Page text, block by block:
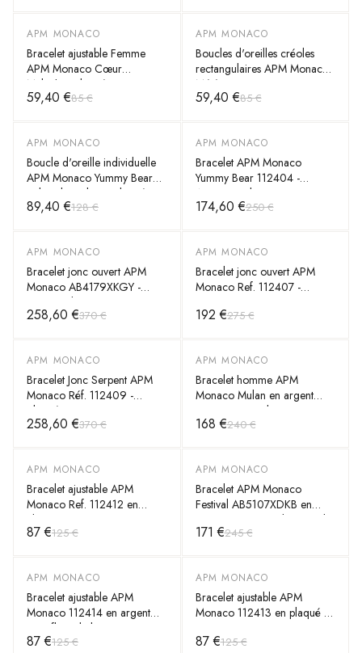
-30%
APM MONACO
Bracelet ajustable Femme
APM Monaco Cœur
Malachite plaqué or jaune -
Réf. YB4934XMAL
59,40 €85 €
-30%
APM MONACO
Boucles d'oreilles créoles
rectangulaires APM Monaco
Météorites en argent 925,
zirconium blanc - Réf.
59,40 €85 €
-30%
APM MONACO
Boucle d'oreille individuelle
APM Monaco Yummy Bear
Baby Clip Valentin plaqué or
18k - YE13983XRVPL
89,40 €128 €
-30%
APM MONACO
Bracelet APM Monaco
Yummy Bear 112404 -
Argent, Perles & Zirconiums
Blancs/Noirs - Unisexe
174,60 €250 €
-30%
APM MONACO
Bracelet jonc ouvert APM
Monaco AB4179XKGY -
Serpent plaqué or jaune avec
cristaux - Unisexe
258,60 €370 €
-30%
APM MONACO
Bracelet jonc ouvert APM
Monaco Ref. 112407 -
pierre bleue et zirconiums -
192 €275 €
-30%
APM MONACO
Bracelet Jonc Serpent APM
Monaco Réf. 112409 -
Plaqué Or Rose Unisexe
258,60 €370 €
-30%
APM MONACO
Bracelet homme APM
Monaco Mulan en argent
925 noir serti de zirconiums -
Réf. AB3486BZT
168 €240 €
-30%
APM MONACO
Bracelet ajustable APM
Monaco Ref. 112412 en
plaqué or avec cœur ajouré
et zirconiums blancs pour
87 €125 €
-30%
APM MONACO
Bracelet APM Monaco
Festival AB5107XDKB en
argent 925, triangles articulés
avec zirconiums blancs et
171 €245 €
-30%
APM MONACO
Bracelet ajustable APM
Monaco 112414 en argent
noir, fleur de lys et
zirconiums - Unisexe
87 €125 €
-30%
APM MONACO
Bracelet ajustable APM
Monaco 112413 en plaqué or
femme
87 €125 €